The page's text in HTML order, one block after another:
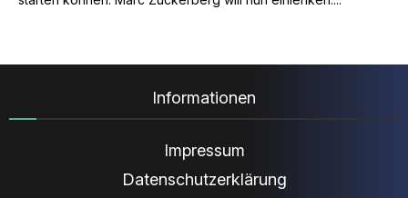
Informationen
Impressum
Datenschutzerklärung